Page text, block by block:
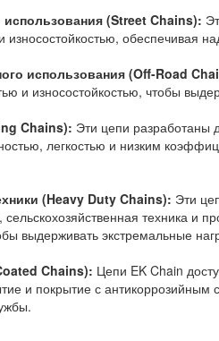
(Street Chains):
обеспечивая
использования (Off-Road
и износостойкостью, чтобы
Chains): Эти цепи разработаны
легкостью и низким
(Heavy Duty Chains): Эти
сельскохозяйственная техника
выдерживать экстремальные
Chains): Цепи EK Chain
и покрытие с